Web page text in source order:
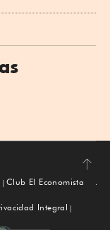
Subir
Club El Economista
Integral